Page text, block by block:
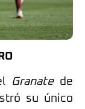
Granatede
su único